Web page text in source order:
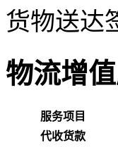
货物送达
物流增
服务项目
代收货款